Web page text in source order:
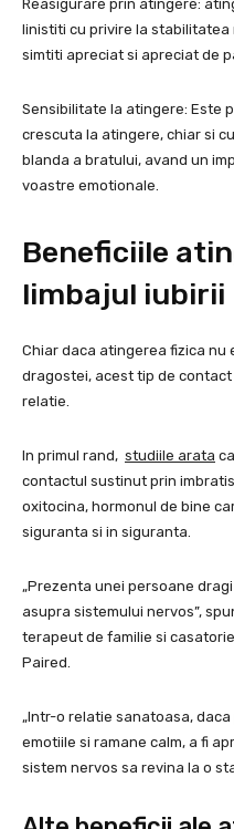
Reasigurare prin atingere:
linistiti cu privire la
simtiti apreciat si apreciat de
Sensibilitate la atingere: Este
crescuta la atingere, chiar si
blanda a bratului, avand un
voastre emotionale.
Beneficiile
limbajul iubirii
Chiar daca atingerea fizica nu
dragostei, acest tip de
relatie.
In primul rand, studiile arata
contactul sustinut prin
oxitocina, hormonul de bine
siguranta si in siguranta.
„Prezenta unei persoane
asupra sistemului nervos”,
terapeut de familie si
Paired.
„Intr-o relatie sanatoasa,
emotiile si ramane calm, a fi
sistem nervos sa revina la o